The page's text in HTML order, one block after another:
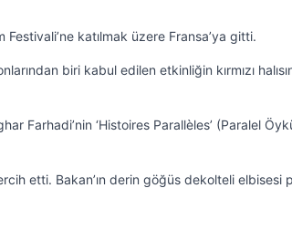
katılmak üzere Fransa’ya gitti.
biri kabul edilen etkinliğin kırmızı
Farhadi’nin ‘Histoires Parallèles’ (Paralel
etti. Bakan’ın derin göğüs dekolteli elbisesi